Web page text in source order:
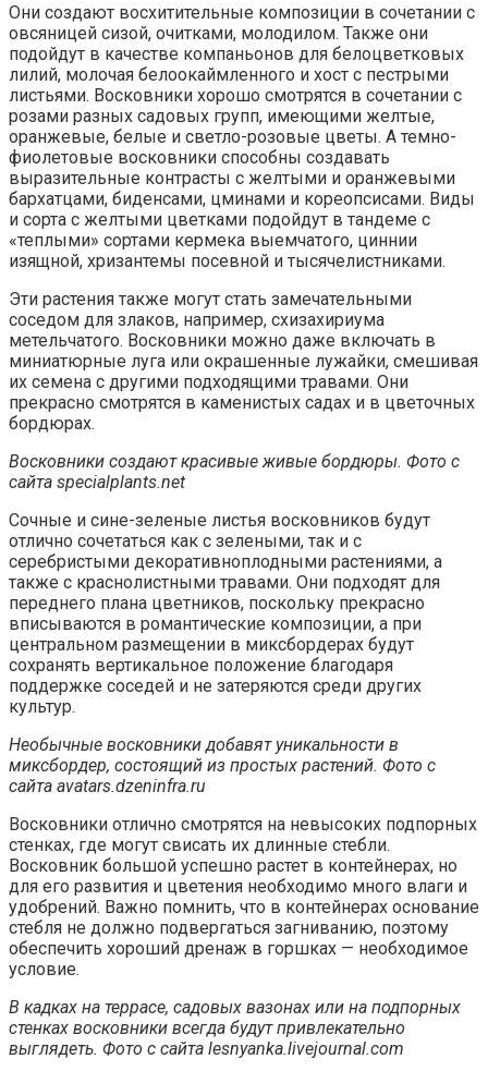
Они создают восхитительные композиции в сочетании с
овсяницей сизой, очитками, молодилом. Также они
подойдут в качестве компаньонов для белоцветковых
лилий, молочая белоокаймленного и хост с пестрыми
листьями. Восковники хорошо смотрятся в сочетании с
розами разных садовых групп, имеющими желтые,
оранжевые, белые и светло-розовые цветы. А темно-
фиолетовые восковники способны создавать
выразительные контрасты с желтыми и оранжевыми
бархатцами, биденсами, цминами и кореопсисами. Виды
и сорта с желтыми цветками подойдут в тандеме с
«теплыми» сортами кермека выемчатого, циннии
изящной, хризантемы посевной и тысячелистниками.
Эти растения также могут стать замечательными
соседом для злаков, например, схизахириума
метельчатого. Восковники можно даже включать в
миниатюрные луга или окрашенные лужайки, смешивая
их семена с другими подходящими травами. Они
прекрасно смотрятся в каменистых садах и в цветочных
бордюрах.
Восковники создают красивые живые бордюры. Фото с
сайта specialplants.net
Сочные и сине-зеленые листья восковников будут
отлично сочетаться как с зелеными, так и с
серебристыми декоративноплодными растениями, а
также с краснолистными травами. Они подходят для
переднего плана цветников, поскольку прекрасно
вписываются в романтические композиции, а при
центральном размещении в миксбордерах будут
сохранять вертикальное положение благодаря
поддержке соседей и не затеряются среди других
культур.
Необычные восковники добавят уникальности в
миксбордер, состоящий из простых растений. Фото с
сайта avatars.dzeninfra.ru
Восковники отлично смотрятся на невысоких подпорных
стенках, где могут свисать их длинные стебли.
Восковник большой успешно растет в контейнерах, но
для его развития и цветения необходимо много влаги и
удобрений. Важно помнить, что в контейнерах основание
стебля не должно подвергаться загниванию, поэтому
обеспечить хороший дренаж в горшках — необходимое
условие.
В кадках на террасе, садовых вазонах или на подпорных
стенках восковники всегда будут привлекательно
выглядеть. Фото с сайта lesnyanka.livejournal.com